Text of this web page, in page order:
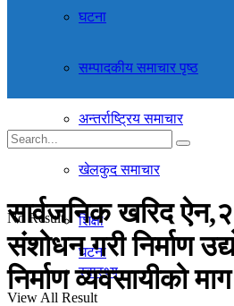
घटना
सम्पादकीय समाचार पृष्ठ
अन्तर्राष्ट्रिय समाचार
खेलकुद समाचार
शिक्षा
स्वास्थ्य
गृहपृष्ठ
घटना
No Result
View All Result
सार्वजनिक खरिद
संशोधन गरी निर्माण
निर्माण व्यवसायीको माग